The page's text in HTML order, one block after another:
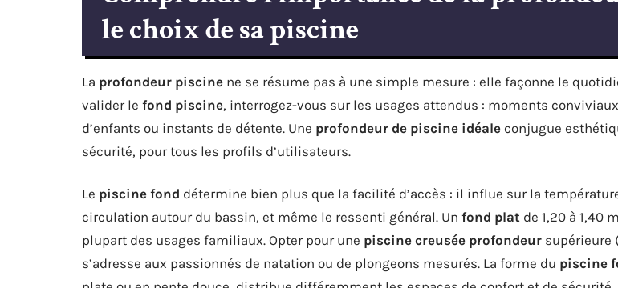
le choix de sa piscine
La profondeur piscine ne se résume pas à une simple mesure : elle façonne le
valider le fond piscine, interrogez-vous sur les usages attendus : moments
d’enfants ou instants de détente. Une profondeur de piscine idéale conjugue
sécurité, pour tous les profils d’utilisateurs.
Le piscine fond détermine bien plus que la facilité d’accès : il influe sur la
circulation autour du bassin, et même le ressenti général. Un fond plat de 1,20 à 1,40
plupart des usages familiaux. Opter pour une piscine creusée profondeur supérieure
s’adresse aux passionnés de natation ou de plongeons mesurés. La forme du piscine